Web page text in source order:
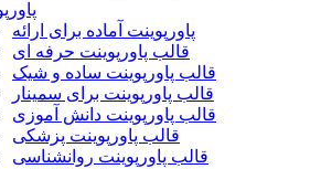
پاورپوینت آماده برای ارائه
قالب پاورپوینت حرفه ای
قالب پاورپوینت ساده و شیک
قالب پاورپوینت برای سمینار
قالب پاورپوینت دانش آموزی
قالب پاورپوینت پزشکی
قالب پاورپوینت روانشناسی